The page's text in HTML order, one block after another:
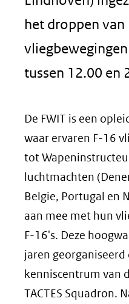
het droppen van
tussen 12.00 en
De FWIT is een
waar ervaren F-16
tot
luchtmachten
Belgie, Portugal en
aan mee met hun
F-16's. Deze
jaren
kenniscentrum van
TACTES Squadron.